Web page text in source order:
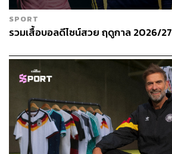
SPORT
รวมเสื้อบอลดีไซน์สวย ฤดูกาล 2026/27